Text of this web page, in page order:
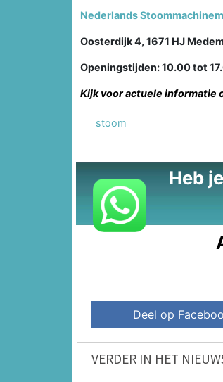
Nederlands
Oosterdijk 4, 1671 HJ
Openingstijden: 10.00 tot
Kijk voor actuele informatie
stoom
Heb
Deel op
VERDER IN HET